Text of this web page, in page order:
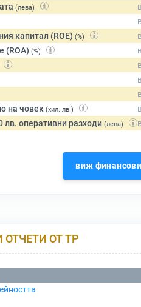
(лева)
капитал (ROE) (%)
(ROA) (%)
на човек (хил. лв.)
лв. оперативни разходи (лева)
виж
ОТ ТР